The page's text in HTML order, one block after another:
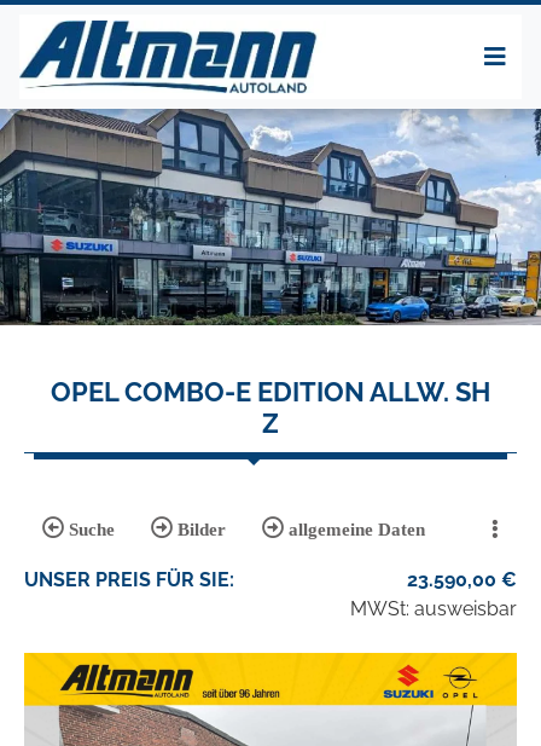
OPEL COMBO-E EDITION ALLW. SH
Z
Suche Bilder allgemeine Daten
UNSER PREIS FÜR SIE: 23.590,00 €
MWSt: ausweisbar